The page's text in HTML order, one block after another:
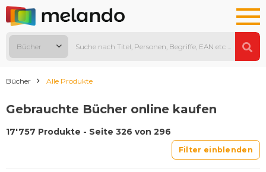
Bücher
Bücher Alle Produkte
Gebrauchte Bücher online kaufen
17'757 Produkte - Seite 326 von 296
Filter einblenden